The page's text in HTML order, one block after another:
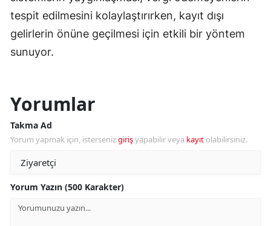
tespit edilmesini kolaylaştırırken, kayıt dışı
gelirlerin önüne geçilmesi için etkili bir yöntem
sunuyor.
Yorumlar
Takma Ad
Yorum yapmak için, istersenizgirişyapabilir veya kayıt olabilirsiniz.
Yorum Yazın (500 Karakter)